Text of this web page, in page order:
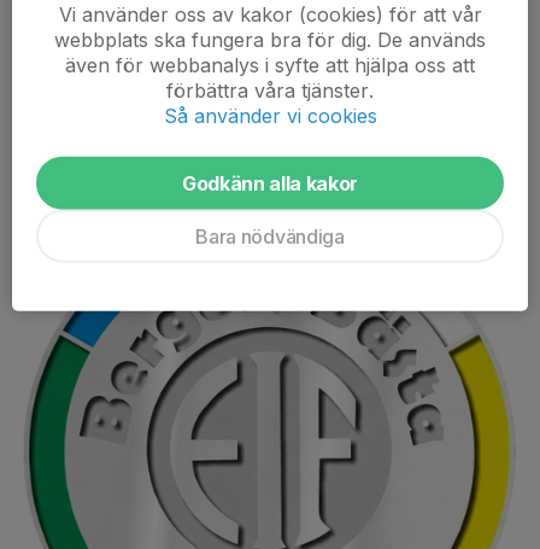
Vi använder oss av kakor (cookies) för att vår
webbplats ska fungera bra för dig. De används
även för webbanalys i syfte att hjälpa oss att
förbättra våra tjänster.
Så använder vi cookies
Godkänn alla kakor
Bara nödvändiga